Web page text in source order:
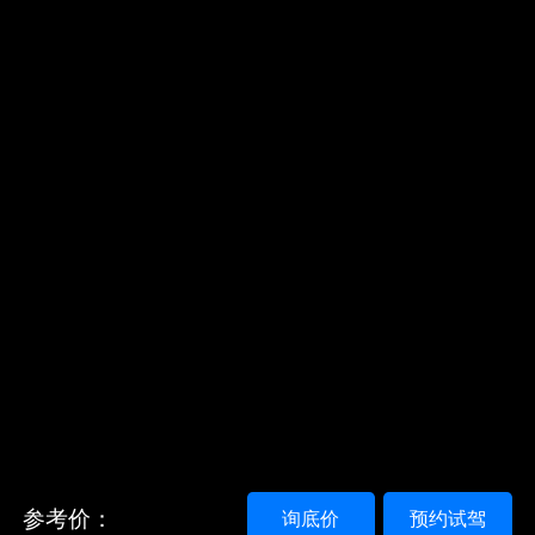
参考价： 预约试驾
询底价